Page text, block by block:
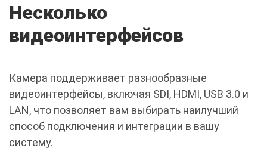
Несколько
видеоинтерфейсов
Камера поддерживает разнообразные
видеоинтерфейсы, включая SDI, HDMI, USB 3.0 и
LAN, что позволяет вам выбирать наилучший
способ подключения и интеграции в вашу
систему.